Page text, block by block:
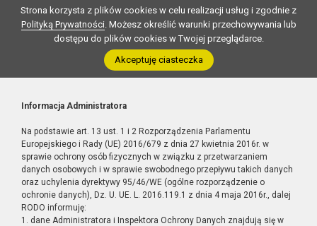
Strona korzysta z plików cookies w celu realizacji usług i zgodnie z
Polityką Prywatności. Możesz określić warunki przechowywania lub
dostępu do plików cookies w Twojej przeglądarce.
Akceptuję ciasteczka
Informacja Administratora
Na podstawie art. 13 ust. 1 i 2 Rozporządzenia Parlamentu
Europejskiego i Rady (UE) 2016/679 z dnia 27 kwietnia 2016r. w
sprawie ochrony osób fizycznych w związku z przetwarzaniem
danych osobowych i w sprawie swobodnego przepływu takich danych
oraz uchylenia dyrektywy 95/46/WE (ogólne rozporządzenie o
ochronie danych), Dz. U. UE. L. 2016.119.1 z dnia 4 maja 2016r., dalej
RODO informuję:
1. dane Administratora i Inspektora Ochrony Danych znajdują się w